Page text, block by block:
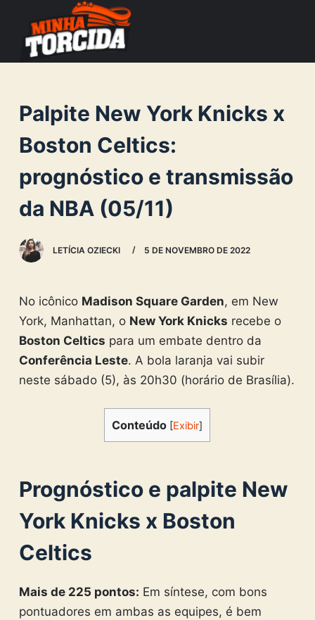
c
o
n
e
Palpite New York Knicks x
Boston Celtics:
prognóstico e transmissão
da NBA (05/11)
LETÍCIA OZIECKI 5 DE NOVEMBRO DE 2022
No icônico Madison Square Garden, em New
York, Manhattan, o New York Knicks recebe o
Boston Celtics para um embate dentro da
Conferência Leste. A bola laranja vai subir
neste sábado (5), às 20h30 (horário de Brasília).
Conteúdo [Exibir]
Prognóstico e palpite New
York Knicks x Boston
Celtics
Mais de 225 pontos: Em síntese, com bons
pontuadores em ambas as equipes, é bem